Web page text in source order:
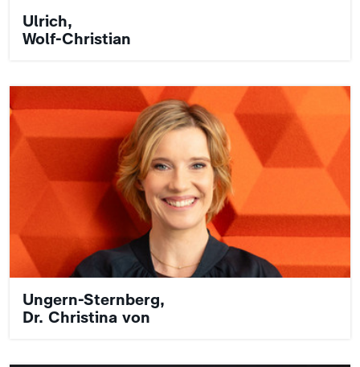
Ulrich,
Wolf-Christian
Ungern-Sternberg,
Dr. Christina von